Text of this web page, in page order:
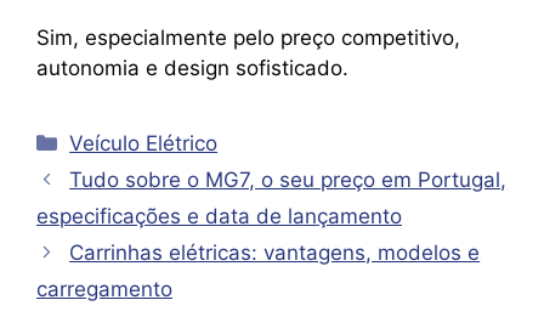
Sim, especialmente pelo preço competitivo,
autonomia e design sofisticado.
Categorias
Veículo Elétrico
Tudo sobre o MG7, o seu preço em Portugal,
especificações e data de lançamento
Carrinhas elétricas: vantagens, modelos e
carregamento